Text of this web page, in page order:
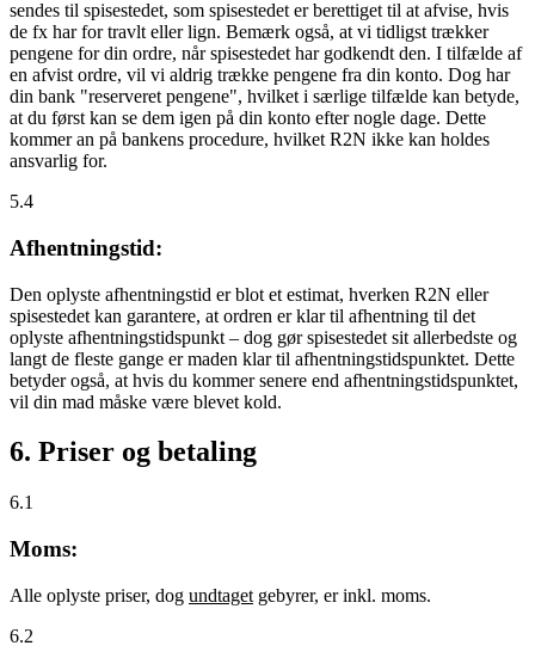
sendes til spisestedet, som spisestedet er berettiget til at afvise, hvis
de fx har for travlt eller lign. Bemærk også, at vi tidligst trækker
pengene for din ordre, når spisestedet har godkendt den. I tilfælde af
en afvist ordre, vil vi aldrig trække pengene fra din konto. Dog har
din bank "reserveret pengene", hvilket i særlige tilfælde kan betyde,
at du først kan se dem igen på din konto efter nogle dage. Dette
kommer an på bankens procedure, hvilket R2N ikke kan holdes
ansvarlig for.
5.4
Afhentningstid:
Den oplyste afhentningstid er blot et estimat, hverken R2N eller
spisestedet kan garantere, at ordren er klar til afhentning til det
oplyste afhentningstidspunkt – dog gør spisestedet sit allerbedste og
langt de fleste gange er maden klar til afhentningstidspunktet. Dette
betyder også, at hvis du kommer senere end afhentningstidspunktet,
vil din mad måske være blevet kold.
6. Priser og betaling
6.1
Moms:
Alle oplyste priser, dog undtaget gebyrer, er inkl. moms.
6.2